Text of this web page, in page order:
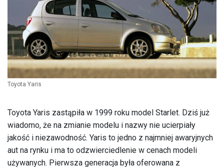
Toyota Yaris
Toyota Yaris zastąpiła w 1999 roku model Starlet. Dziś już
wiadomo, że na zmianie modelu i nazwy nie ucierpiały
jakość i niezawodność. Yaris to jedno z najmniej awaryjnych
aut na rynku i ma to odzwierciedlenie w cenach modeli
używanych. Pierwsza generacja była oferowana z